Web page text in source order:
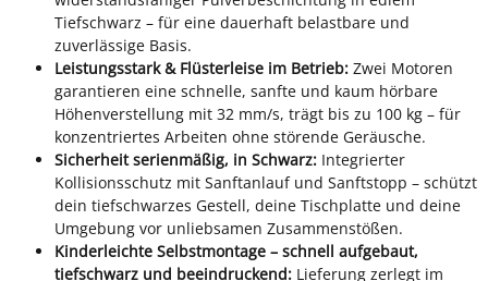
Tiefschwarz – für eine dauerhaft belastbare und
zuverlässige Basis.
Leistungsstark & Flüsterleise im Betrieb: Zwei Motoren
garantieren eine schnelle, sanfte und kaum hörbare
Höhenverstellung mit 32 mm/s, trägt bis zu 100 kg – für
konzentriertes Arbeiten ohne störende Geräusche.
Sicherheit serienmäßig, in Schwarz: Integrierter
Kollisionsschutz mit Sanftanlauf und Sanftstopp – schützt
dein tiefschwarzes Gestell, deine Tischplatte und deine
Umgebung vor unliebsamen Zusammenstößen.
Kinderleichte Selbstmontage – schnell aufgebaut,
tiefschwarz und beeindruckend: Lieferung zerlegt im